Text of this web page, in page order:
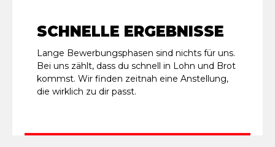
SCHNELLE ERGEBNISSE
Lange Bewerbungsphasen sind nichts für uns.
Bei uns zählt, dass du schnell in Lohn und Brot
kommst. Wir finden zeitnah eine Anstellung,
die wirklich zu dir passt.